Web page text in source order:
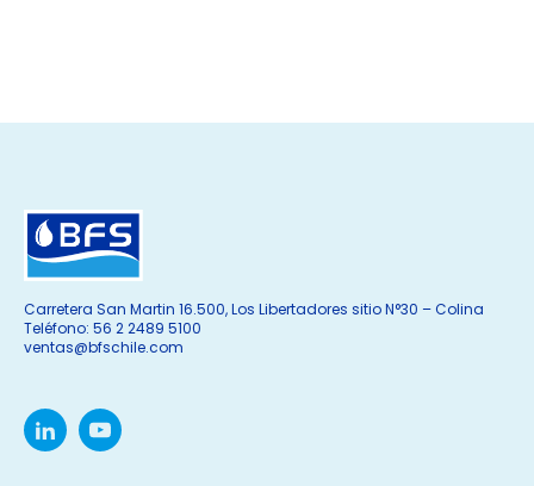
Carretera San Martin 16.500, Los Libertadores sitio N°30 – Colina
Teléfono: 56 2 2489 5100
ventas@bfschile.com